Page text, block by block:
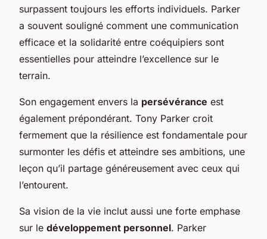
surpassent toujours les efforts individuels. Parker
a souvent souligné comment une communication
efficace et la solidarité entre coéquipiers sont
essentielles pour atteindre l’excellence sur le
terrain.
Son engagement envers la persévérance est
également prépondérant. Tony Parker croit
fermement que la résilience est fondamentale pour
surmonter les défis et atteindre ses ambitions, une
leçon qu’il partage généreusement avec ceux qui
l’entourent.
Sa vision de la vie inclut aussi une forte emphase
sur le développement personnel. Parker